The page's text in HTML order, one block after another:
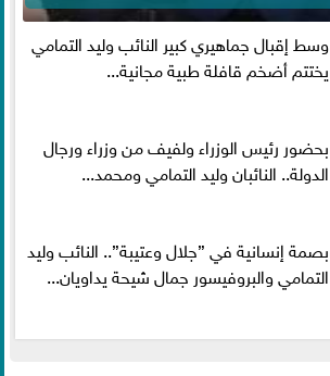
وسط إقبال جماهيري كبير النائب وليد التمامي
يختتم أضخم قافلة طبية مجانية...
بحضور رئيس الوزراء ولفيف من وزراء ورجال
الدولة.. النائبان وليد التمامي ومحمد...
بصمة إنسانية في ”جلال وعتيبة”.. النائب وليد
التمامي والبروفيسور جمال شيحة يداويان...